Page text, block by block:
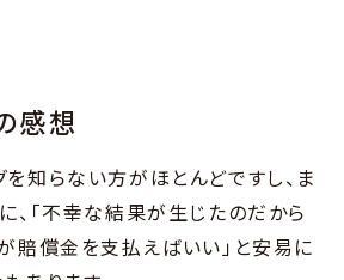
感想
知らない方がほとんどですし、ま
、「不幸な結果が生じたのだから
賠償金を支払えばいい」と安易に